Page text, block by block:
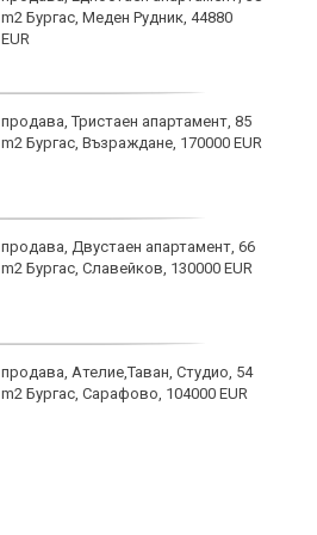
m2 Бургас, Меден Рудник, 44880
EUR
продава, Тристаен апартамент, 85
m2 Бургас, Възраждане, 170000 EUR
продава, Двустаен апартамент, 66
m2 Бургас, Славейков, 130000 EUR
продава, Ателие,Таван, Студио, 54
m2 Бургас, Сарафово, 104000 EUR